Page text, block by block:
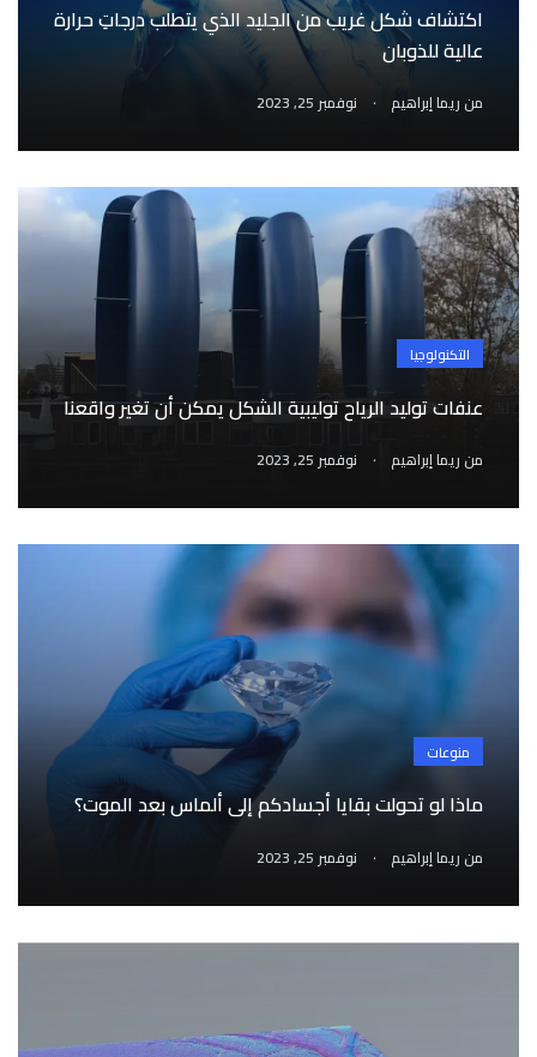
اكتشاف شكل غريب من الجليد الذي يتطلب درجاتِ حرارة
عالية للذوبان
من ريما إبراهيم . نوفمبر 25, 2023
التكنولوجيا
عنفات توليد الرياح توليبية الشكل يمكن أن تغير واقعنا
من ريما إبراهيم . نوفمبر 25, 2023
منوعات
ماذا لو تحولت بقايا أجسادكم إلى ألماس بعد الموت؟
من ريما إبراهيم . نوفمبر 25, 2023